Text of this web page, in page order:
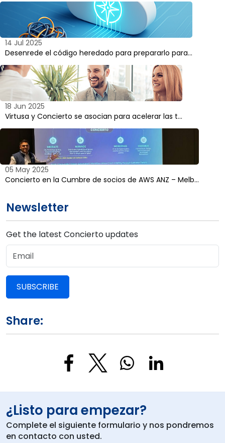
14 Jul 2025
Desenrede el código heredado para prepararlo para...
18 Jun 2025
Virtusa y Concierto se asocian para acelerar las t...
05 May 2025
Concierto en la Cumbre de socios de AWS ANZ – Melb...
Newsletter
Get the latest Concierto updates
SUBSCRIBE
Share:
¿Listo para empezar?
Complete el siguiente formulario y nos pondremos
en contacto con usted.